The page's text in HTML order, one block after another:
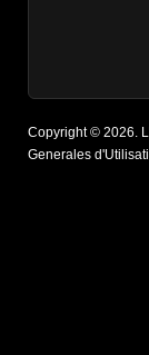
Copyright © 2026.
Generales